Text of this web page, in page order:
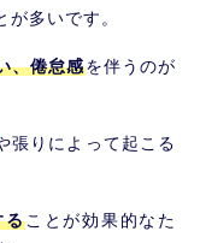
多いです。
、倦怠感を伴うのが
張りによって起こる
ることが効果的なた